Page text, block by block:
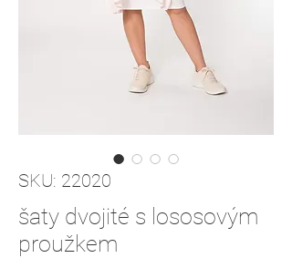
SKU: 22020
šaty dvojité s lososovým
proužkem